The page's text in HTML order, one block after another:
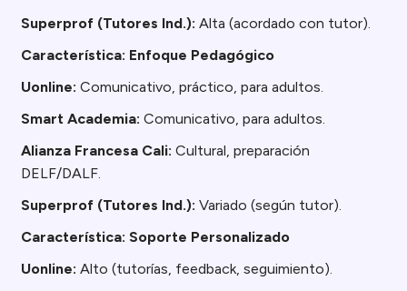
Superprof (Tutores Ind.): Alta (acordado con tutor).
Característica: Enfoque Pedagógico
Uonline: Comunicativo, práctico, para adultos.
Smart Academia: Comunicativo, para adultos.
Alianza Francesa Cali: Cultural, preparación
DELF/DALF.
Superprof (Tutores Ind.): Variado (según tutor).
Característica: Soporte Personalizado
Uonline: Alto (tutorías, feedback, seguimiento).